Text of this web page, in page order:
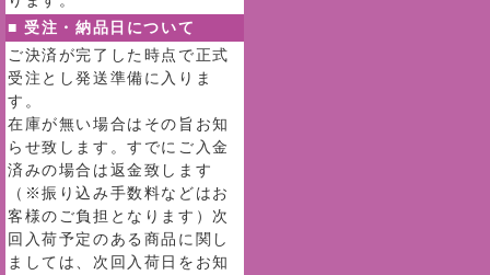
■ 受注・納品日について
ご決済が完了した時点で正式
受注とし発送準備に入りま
す。
在庫が無い場合はその旨お知
らせ致します。すでにご入金
済みの場合は返金致します
（※振り込み手数料などはお
客様のご負担となります）次
回入荷予定のある商品に関し
ましては、次回入荷日をお知